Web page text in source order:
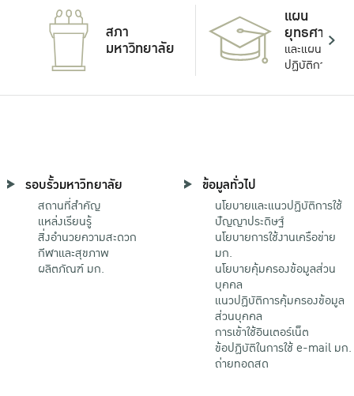
สภา
มหาวิทยาลัย
แผน
ยุทธศาสตร์
และแผน
ปฏิบัติการ
รอบรั้วมหาวิทยาลัย
สถานที่สำคัญ
แหล่งเรียนรู้
สิ่งอำนวยความสะดวก
กีฬาและสุขภาพ
ผลิตภัณฑ์ มก.
ข้อมูลทั่วไป
นโยบายและแนวปฏิบัติการใช้
ปัญญาประดิษฐ์
นโยบายการใช้งานเครือข่าย
มก.
นโยบายคุ้มครองข้อมูลส่วน
บุคคล
แนวปฏิบัติการคุ้มครองข้อมูล
ส่วนบุคคล
การเข้าใช้อินเตอร์เน็ต
ข้อปฏิบัติในการใช้ e-mail มก.
ถ่ายทอดสด